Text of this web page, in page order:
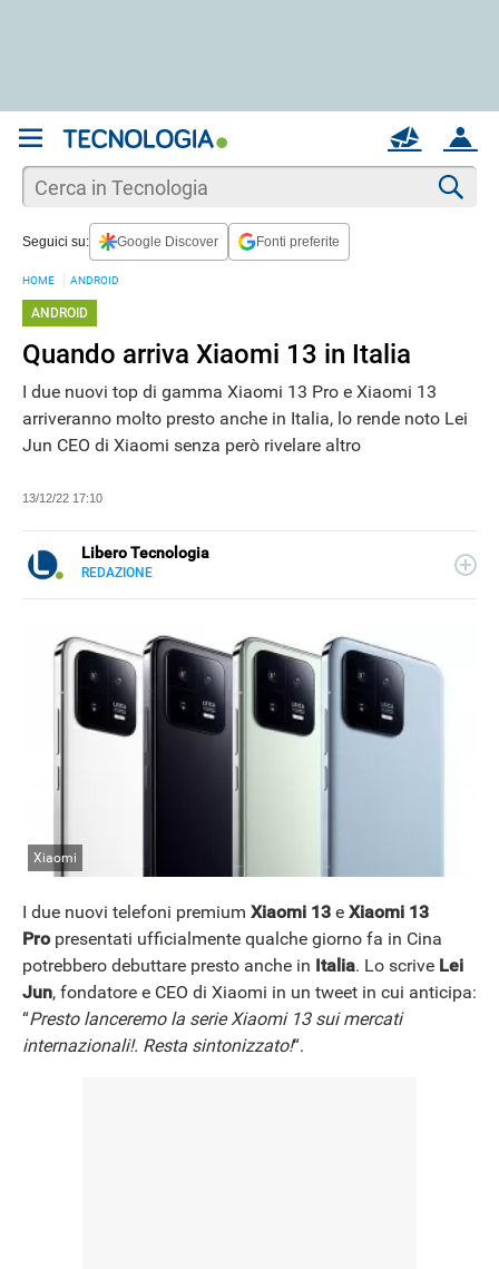
ACCOUNT
MAIL
NEWS
Seguici su: Google Discover Fonti preferite
HOME ANDROID
ANDROID
Quando arriva Xiaomi 13 in Italia
I due nuovi top di gamma Xiaomi 13 Pro e Xiaomi 13
arriveranno molto presto anche in Italia, lo rende noto Lei
Jun CEO di Xiaomi senza però rivelare altro
13/12/22 17:10
Libero Tecnologia
REDAZIONE
tutorial, per un pubblico di principianti e di esperti, di
utenti privati, di PMI e professionisti. Qui trovate i nostri
articoli sul mondo Android e Apple, app e social, audio e
video, smartphone e wearable, domotica e gadget.
Xiaomi
I due nuovi telefoni premium Xiaomi 13 e Xiaomi 13
Propresentati ufficialmente qualche giorno fa in Cina
potrebbero debuttare presto anche in Italia. Lo scrive Lei
Jun, fondatore e CEO di Xiaomi in un tweet in cui anticipa:
“Presto lanceremo la serie Xiaomi 13 sui mercati
internazionali!. Resta sintonizzato!“.